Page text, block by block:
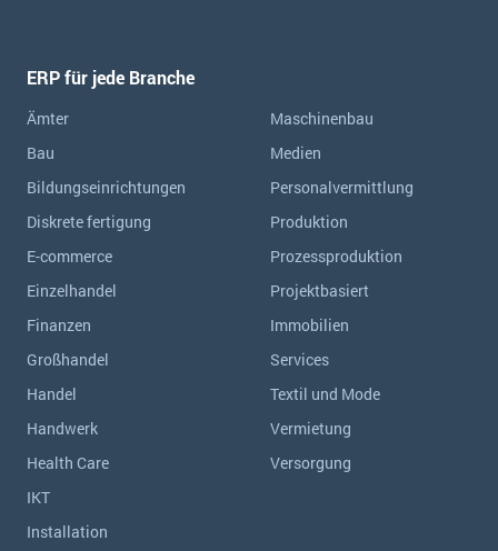
ERP für jede Branche
Ämter
Bau
Bildungseinrichtungen
Diskrete fertigung
E-commerce
Einzelhandel
Finanzen
Großhandel
Handel
Handwerk
Health Care
IKT
Installation
Maschinenbau
Medien
Personalvermittlung
Produktion
Prozessproduktion
Projektbasiert
Immobilien
Services
Textil und Mode
Vermietung
Versorgung